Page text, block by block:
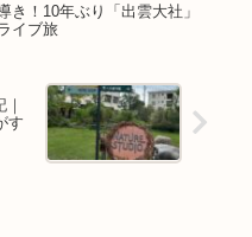
き！10年ぶり「出雲大社」
イブ旅
す